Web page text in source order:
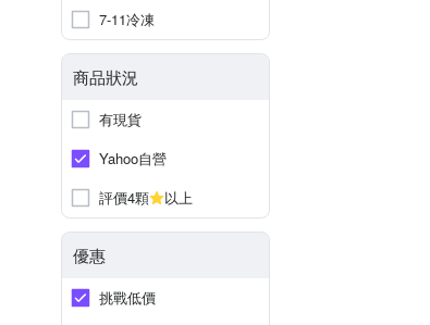
7-11冷凍
商品狀況
有現貨
Yahoo自營
評價4顆
以上
優惠
挑戰低價